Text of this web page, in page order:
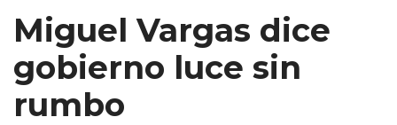
Miguel Vargas dice
gobierno luce sin
rumbo